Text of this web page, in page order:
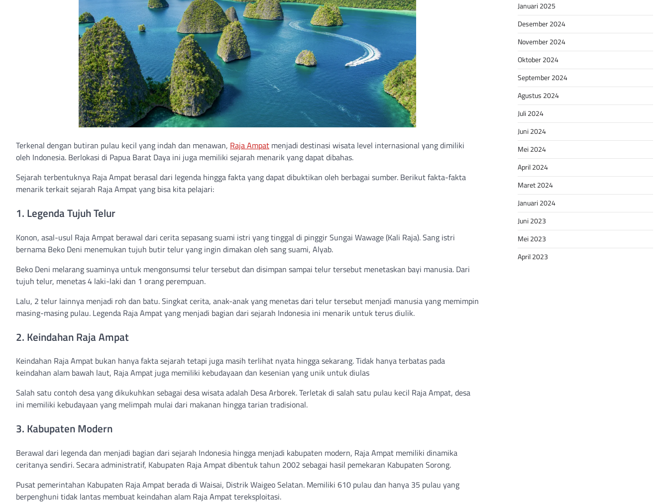
Terkenal dengan butiran pulau kecil yang indah dan menawan, Raja Ampat menjadi destinasi wisata level internasional yang dimiliki
oleh Indonesia. Berlokasi di Papua Barat Daya ini juga memiliki sejarah menarik yang dapat dibahas.
Sejarah terbentuknya Raja Ampat berasal dari legenda hingga fakta yang dapat dibuktikan oleh berbagai sumber. Berikut fakta-fakta
menarik terkait sejarah Raja Ampat yang bisa kita pelajari:
1. Legenda Tujuh Telur
Konon, asal-usul Raja Ampat berawal dari cerita sepasang suami istri yang tinggal di pinggir Sungai Wawage (Kali Raja). Sang istri
bernama Beko Deni menemukan tujuh butir telur yang ingin dimakan oleh sang suami, Alyab.
Beko Deni melarang suaminya untuk mengonsumsi telur tersebut dan disimpan sampai telur tersebut menetaskan bayi manusia. Dari
tujuh telur, menetas 4 laki-laki dan 1 orang perempuan.
Lalu, 2 telur lainnya menjadi roh dan batu. Singkat cerita, anak-anak yang menetas dari telur tersebut menjadi manusia yang memimpin
masing-masing pulau. Legenda Raja Ampat yang menjadi bagian dari sejarah Indonesia ini menarik untuk terus diulik.
2. Keindahan Raja Ampat
Keindahan Raja Ampat bukan hanya fakta sejarah tetapi juga masih terlihat nyata hingga sekarang. Tidak hanya terbatas pada
keindahan alam bawah laut, Raja Ampat juga memiliki kebudayaan dan kesenian yang unik untuk diulas
Salah satu contoh desa yang dikukuhkan sebagai desa wisata adalah Desa Arborek. Terletak di salah satu pulau kecil Raja Ampat, desa
ini memiliki kebudayaan yang melimpah mulai dari makanan hingga tarian tradisional.
3. Kabupaten Modern
Berawal dari legenda dan menjadi bagian dari sejarah Indonesia hingga menjadi kabupaten modern, Raja Ampat memiliki dinamika
ceritanya sendiri. Secara administratif, Kabupaten Raja Ampat dibentuk tahun 2002 sebagai hasil pemekaran Kabupaten Sorong.
Pusat pemerintahan Kabupaten Raja Ampat berada di Waisai, Distrik Waigeo Selatan. Memiliki 610 pulau dan hanya 35 pulau yang
berpenghuni tidak lantas membuat keindahan alam Raja Ampat tereksploitasi.
Januari 2025
Desember 2024
November 2024
Oktober 2024
September 2024
Agustus 2024
Juli 2024
Juni 2024
Mei 2024
April 2024
Maret 2024
Januari 2024
Juni 2023
Mei 2023
April 2023